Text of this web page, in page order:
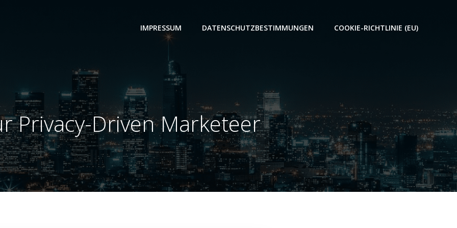
IMPRESSUM DATENSCHUTZBESTIMMUNGEN COOKIE-RICHTLINIE (EU)
Privacy-Driven Marketeer